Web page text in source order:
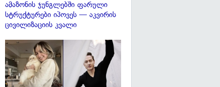
გადახედვა
ამაზონის ჯუნგლებში ფარული
სტრუქტურები იპოვეს — აკვირის
ცივილიზაციის კვალი